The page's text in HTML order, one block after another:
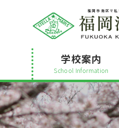
福岡市南区で
学校案内
School Information